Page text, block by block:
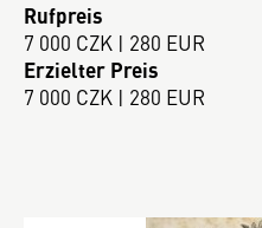
Rufpreis
7 000 CZK | 280 EUR
Erzielter Preis
7 000 CZK | 280 EUR